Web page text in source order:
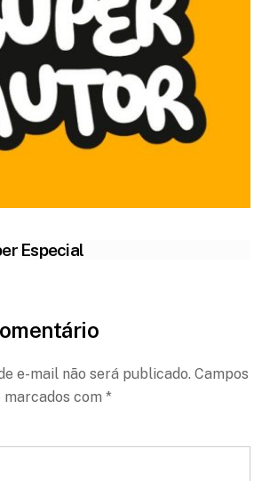
Especial
e-mail não será publicado. Campos
marcados com*